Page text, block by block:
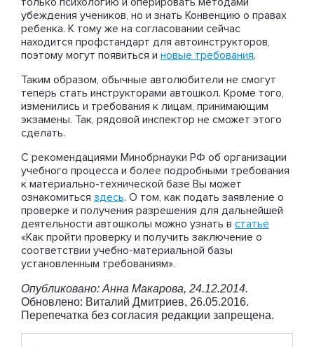
убеждения учеников, но и знать Конвенцию о правах
ребенка. К тому же на согласовании сейчас
находится профстандарт для автоинструкторов,
поэтому могут появиться и новые требования.
Таким образом, обычные автолюбители не смогут
теперь стать инструкторами автошкол. Кроме того,
изменились и требования к лицам, принимающим
экзамены. Так, рядовой инспектор не сможет этого
сделать.
С рекомендациями Минобрнауки РФ об организации
учебного процесса и более подробными требования
к материально-технической базе Вы может
ознакомиться здесь. О том, как подать заявление о
проверке и получения разрешения для дальнейшей
деятельности автошколы можно узнать в статье
«Как пройти проверку и получить заключение о
соответствии учебно-материальной базы
установленным требованиям».
Опубликовано: Анна Макарова, 24.12.2014.
Обновлено: Виталий Дмитриев, 26.05.2016.
Перепечатка без согласия редакции запрещена.